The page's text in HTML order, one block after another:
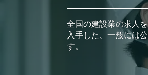
全国の建設業の求人
入手した、一般には
す。